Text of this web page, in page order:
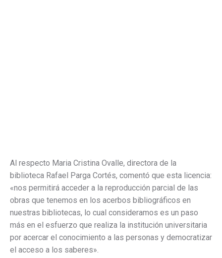
Al respecto Maria Cristina Ovalle, directora de la
biblioteca Rafael Parga Cortés, comentó que esta licencia:
«nos permitirá acceder a la reproducción parcial de las
obras que tenemos en los acerbos bibliográficos en
nuestras bibliotecas, lo cual consideramos es un paso
más en el esfuerzo que realiza la institución universitaria
por acercar el conocimiento a las personas y democratizar
el acceso a los saberes».